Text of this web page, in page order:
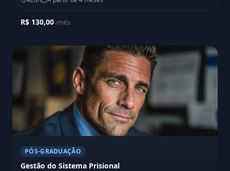
R$ 130,00 /mês
PÓS-GRADUAÇÃO
Gestão do Sistema Prisional